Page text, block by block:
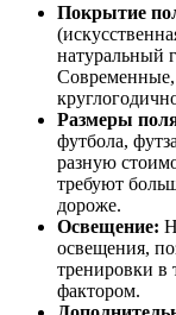
Покрытие
натуральный
Современные,
Размеры
футбола,
разную
требуют
дороже.
Освещение:
освещения,
тренировки в
фактором.